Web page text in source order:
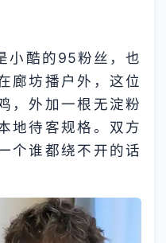
小酷的95粉丝，也
廊坊播户外，这位
，外加一根无淀粉
地待客规格。双方
个谁都绕不开的话